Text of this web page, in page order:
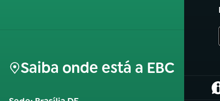
Saiba onde está a EBC